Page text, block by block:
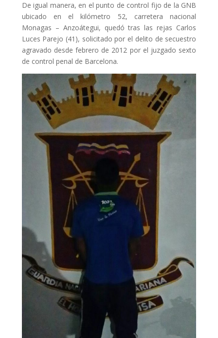
De igual manera, en el punto de control fijo de la GNB
ubicado en el kilómetro 52, carretera nacional
Monagas – Anzoátegui, quedó tras las rejas Carlos
Luces Parejo (41), solicitado por el delito de secuestro
agravado desde febrero de 2012 por el juzgado sexto
de control penal de Barcelona.